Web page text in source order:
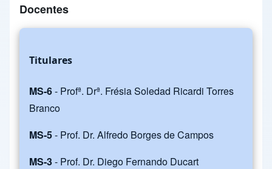
Docentes
Titulares
MS-6- Profª. Drª. Frésia Soledad Ricardi Torres
Branco
MS-5- Prof. Dr. Alfredo Borges de Campos
MS-3- Prof. Dr. Diego Fernando Ducart